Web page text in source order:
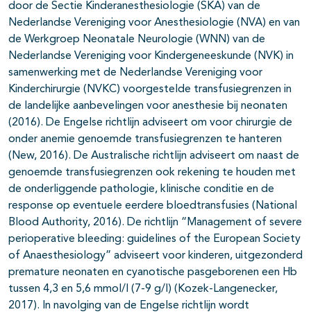
door de Sectie Kinderanesthesiologie (SKA) van de
Nederlandse Vereniging voor Anesthesiologie (NVA) en van
de Werkgroep Neonatale Neurologie (WNN) van de
Nederlandse Vereniging voor Kindergeneeskunde (NVK) in
samenwerking met de Nederlandse Vereniging voor
Kinderchirurgie (NVKC) voorgestelde transfusiegrenzen in
de landelijke aanbevelingen voor anesthesie bij neonaten
(2016). De Engelse richtlijn adviseert om voor chirurgie de
onder anemie genoemde transfusiegrenzen te hanteren
(New, 2016). De Australische richtlijn adviseert om naast de
genoemde transfusiegrenzen ook rekening te houden met
de onderliggende pathologie, klinische conditie en de
response op eventuele eerdere bloedtransfusies (National
Blood Authority, 2016). De richtlijn “Management of severe
perioperative bleeding: guidelines of the European Society
of Anaesthesiology” adviseert voor kinderen, uitgezonderd
premature neonaten en cyanotische pasgeborenen een Hb
tussen 4,3 en 5,6 mmol/l (7-9 g/l) (Kozek-Langenecker,
2017). In navolging van de Engelse richtlijn wordt